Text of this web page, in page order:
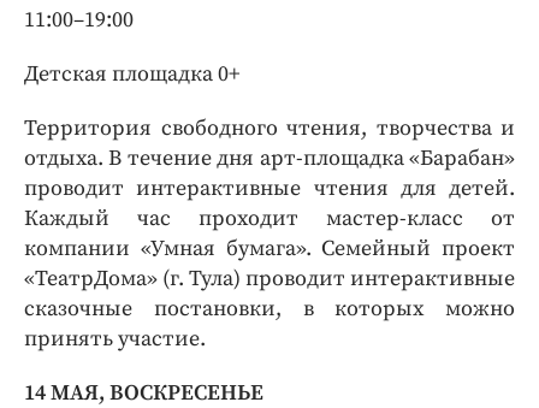
11:00–19:00
Детская площадка 0+
Территория свободного чтения, творчества и
отдыха. В течение дня арт-площадка «Барабан»
проводит интерактивные чтения для детей.
Каждый час проходит мастер-класс от
компании «Умная бумага». Семейный проект
«ТеатрДома» (г. Тула) проводит интерактивные
сказочные постановки, в которых можно
принять участие.
14 МАЯ, ВОСКРЕСЕНЬЕ